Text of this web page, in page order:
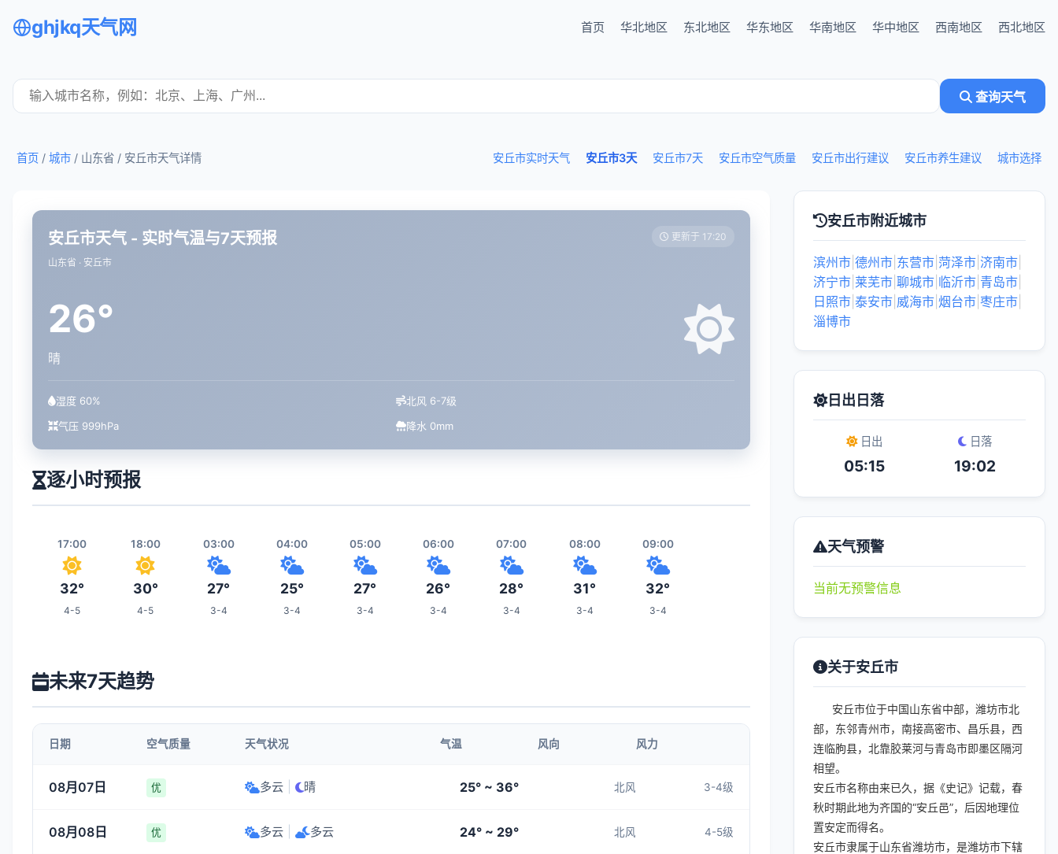
ghjkq天气网 首页 华北地区 东北地区 华东地区 华南地区 华中地区 西南地区 西北地区
查询天气
安丘市实时天气 安丘市3天 安丘市7天 安丘市空气质量 安丘市出行建议 安丘市养生建议 城市选择
首页 / 城市 / 山东省 / 安丘市天气详情
安丘市天气 - 实时气温与7天预报
山东省 · 安丘市
更新于 17:20
26°
晴
湿度 60%
北风 6-7级
气压 999hPa
降水 0mm
逐小时预报
17:00
32°
4-5
18:00
30°
4-5
03:00
27°
3-4
04:00
25°
3-4
05:00
27°
3-4
06:00
26°
3-4
07:00
28°
3-4
08:00
31°
3-4
09:00
32°
3-4
3-4 3-4 3-4 4-5 3-4 3-4 3-4 3-4 4-5
3-4 3-4 3-4
未来7天趋势
日期 空气质量 天气状况 气温 风向 风力
08月07日 优 多云 晴 25° ~ 36° 北风 3-4级
08月08日 优 多云 多云 24° ~ 29° 北风 4-5级
安丘市附近城市
滨州市 德州市 东营市 菏泽市 济南市
济宁市 莱芜市 聊城市 临沂市 青岛市
日照市 泰安市 威海市 烟台市 枣庄市
淄博市
日出日落
日出
05:15
日落
19:02
天气预警
当前无预警信息
关于安丘市
安丘市位于中国山东省中部，潍坊市北
部，东邻青州市，南接高密市、昌乐县，西
连临朐县，北靠胶莱河与青岛市即墨区隔河
相望。
安丘市名称由来已久，据《史记》记载，春
秋时期此地为齐国的“安丘邑”，后因地理位
置安定而得名。
安丘市隶属于山东省潍坊市，是潍坊市下辖